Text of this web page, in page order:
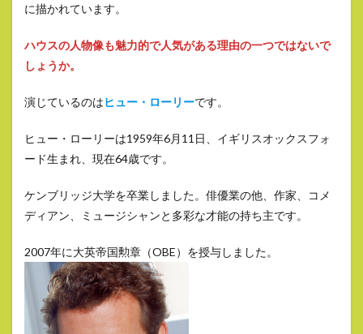
に描かれています。
ハウスの人物像も魅力的で人気がある理由の一つではないで
しょうか。
演じているのはヒュー・ローリーです。
ヒュー・ローリーは1959年6月11日、イギリスオックスフォ
ード生まれ、現在64歳です。
ケンブリッジ大学を卒業しました。俳優業の他、作家、コメ
ディアン、ミュージシャンと多彩な才能の持ち主です。
2007年に大英帝国勲章（OBE）を授与しました。